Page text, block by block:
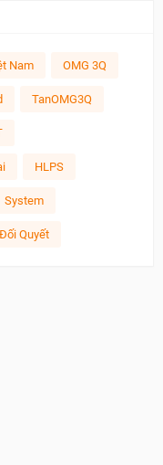
Nam OMG 3Q
TanOMG3Q
HLPS
System
Quyết